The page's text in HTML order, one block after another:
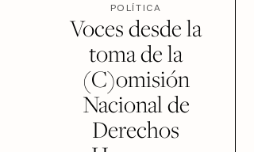
POLÍTICA
Voces desde la
toma de la
(C)omisión
Nacional de
Derechos